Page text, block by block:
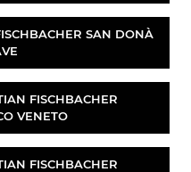
SAN DONÀ
FISCHBACHER
VENETO
FISCHBACHER